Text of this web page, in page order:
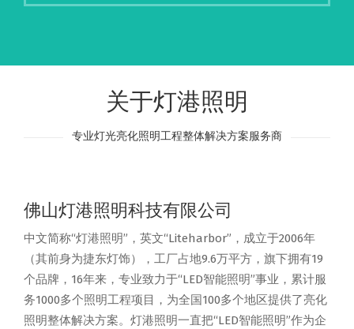
关于灯港照明
专业灯光亮化照明工程整体解决方案服务商
佛山灯港照明科技有限公司
中文简称“灯港照明”，英文“Liteharbor”，成立于2006年
（其前身为捷东灯饰），工厂占地9.6万平方，旗下拥有19
个品牌，16年来，专业致力于“LED智能照明”事业，累计服
务1000多个照明工程项目，为全国100多个地区提供了亮化
照明整体解决方案。灯港照明一直把“LED智能照明”作为企